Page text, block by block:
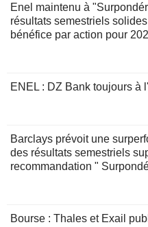
Enel maintenu à
résultats semestriels
bénéfice par action pour
ENEL : DZ Bank toujours à
Barclays prévoit une
des résultats semestriels
recommandation "
Bourse : Thales et Exail